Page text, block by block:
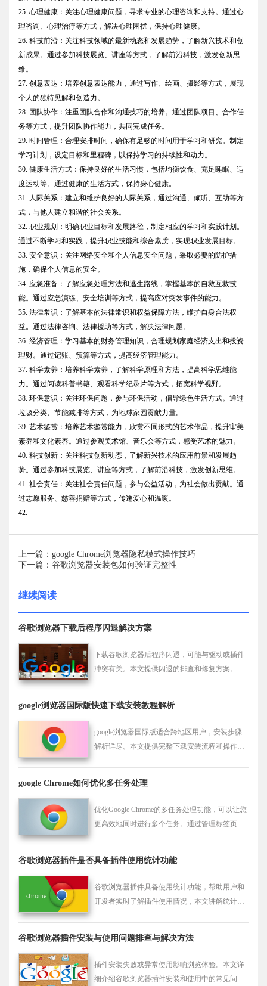
25. 心理健康：关注心理健康问题，寻求专业的心理咨询和支持。通过心
理咨询、心理治疗等方式，解决心理困扰，保持心理健康。
26. 科技前沿：关注科技领域的最新动态和发展趋势，了解新兴技术和创
新成果。通过参加科技展览、讲座等方式，了解前沿科技，激发创新思
维。
27. 创意表达：培养创意表达能力，通过写作、绘画、摄影等方式，展现
个人的独特见解和创造力。
28. 团队协作：注重团队合作和沟通技巧的培养。通过团队项目、合作任
务等方式，提升团队协作能力，共同完成任务。
29. 时间管理：合理安排时间，确保有足够的时间用于学习和研究。制定
学习计划，设定目标和里程碑，以保持学习的持续性和动力。
30. 健康生活方式：保持良好的生活习惯，包括均衡饮食、充足睡眠、适
度运动等。通过健康的生活方式，保持身心健康。
31. 人际关系：建立和维护良好的人际关系，通过沟通、倾听、互助等方
式，与他人建立和谐的社会关系。
32. 职业规划：明确职业目标和发展路径，制定相应的学习和实践计划。
通过不断学习和实践，提升职业技能和综合素质，实现职业发展目标。
33. 安全意识：关注网络安全和个人信息安全问题，采取必要的防护措
施，确保个人信息的安全。
34. 应急准备：了解应急处理方法和逃生路线，掌握基本的自救互救技
能。通过应急演练、安全培训等方式，提高应对突发事件的能力。
35. 法律常识：了解基本的法律常识和权益保障方法，维护自身合法权
益。通过法律咨询、法律援助等方式，解决法律问题。
36. 经济管理：学习基本的财务管理知识，合理规划家庭经济支出和投资
理财。通过记账、预算等方式，提高经济管理能力。
37. 科学素养：培养科学素养，了解科学原理和方法，提高科学思维能
力。通过阅读科普书籍、观看科学纪录片等方式，拓宽科学视野。
38. 环保意识：关注环保问题，参与环保活动，倡导绿色生活方式。通过
垃圾分类、节能减排等方式，为地球家园贡献力量。
39. 艺术鉴赏：培养艺术鉴赏能力，欣赏不同形式的艺术作品，提升审美
素养和文化素养。通过参观美术馆、音乐会等方式，感受艺术的魅力。
40. 科技创新：关注科技创新动态，了解新兴技术的应用前景和发展趋
势。通过参加科技展览、讲座等方式，了解前沿科技，激发创新思维。
41. 社会责任：关注社会责任问题，参与公益活动，为社会做出贡献。通
过志愿服务、慈善捐赠等方式，传递爱心和温暖。
42.
上一篇：google Chrome浏览器隐私模式操作技巧
下一篇：谷歌浏览器安装包如何验证完整性
继续阅读
谷歌浏览器下载后程序闪退解决方案
下载谷歌浏览器后程序闪退，可能与驱动或插件
冲突有关。本文提供闪退的排查和修复方案。
google浏览器国际版快速下载安装教程解析
google浏览器国际版适合跨地区用户，安装步骤
解析详尽。本文提供完整下载安装流程和操作技
google Chrome如何优化多任务处理
优化Google Chrome的多任务处理功能，可以让您
更高效地同时进行多个任务。通过管理标签页、
谷歌浏览器插件是否具备插件使用统计功能
谷歌浏览器插件具备使用统计功能，帮助用户和
开发者实时了解插件使用情况，本文讲解统计数
谷歌浏览器插件安装与使用问题排查与解决方法
插件安装失败或异常使用影响浏览体验。本文详
细介绍谷歌浏览器插件安装和使用中的常见问题